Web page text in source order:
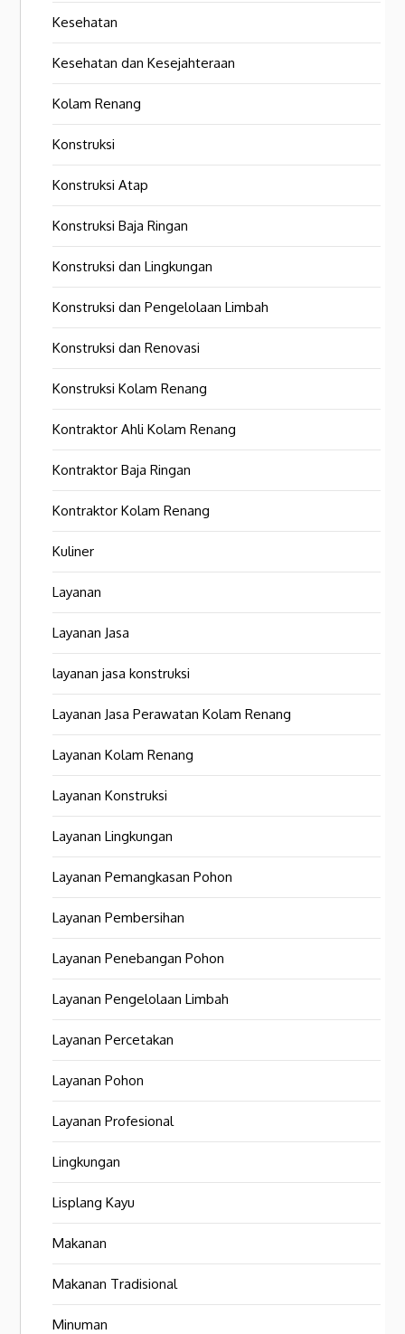
Kesehatan
Kesehatan dan Kesejahteraan
Kolam Renang
Konstruksi
Konstruksi Atap
Konstruksi Baja Ringan
Konstruksi dan Lingkungan
Konstruksi dan Pengelolaan Limbah
Konstruksi dan Renovasi
Konstruksi Kolam Renang
Kontraktor Ahli Kolam Renang
Kontraktor Baja Ringan
Kontraktor Kolam Renang
Kuliner
Layanan
Layanan Jasa
layanan jasa konstruksi
Layanan Jasa Perawatan Kolam Renang
Layanan Kolam Renang
Layanan Konstruksi
Layanan Lingkungan
Layanan Pemangkasan Pohon
Layanan Pembersihan
Layanan Penebangan Pohon
Layanan Pengelolaan Limbah
Layanan Percetakan
Layanan Pohon
Layanan Profesional
Lingkungan
Lisplang Kayu
Makanan
Makanan Tradisional
Minuman